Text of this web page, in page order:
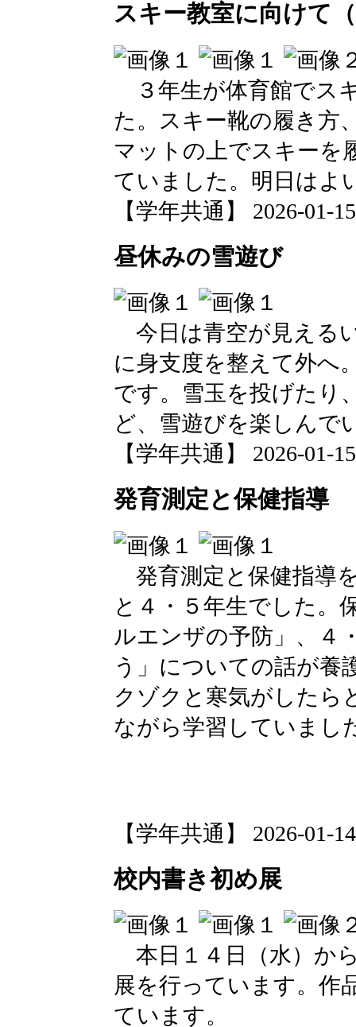
スキー教室に向けて
３年生が体育館でス
た。スキー靴の履き方
マットの上でスキーを
ていました。明日はよ
【学年共通】 2026-01-
昼休みの雪遊び
今日は青空が見える
に身支度を整えて外へ
です。雪玉を投げたり
ど、雪遊びを楽しんで
【学年共通】 2026-01-
発育測定と保健指導
発育測定と保健指導
と４・５年生でした。
ルエンザの予防」、４
う」についての話が養
クゾクと寒気がしたら
ながら学習していまし
【学年共通】 2026-01-
校内書き初め展
本日１４日（水）か
展を行っています。作
ています。